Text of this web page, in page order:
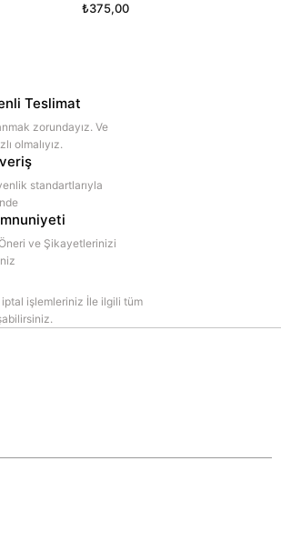
₺375,00
Teslimat
zorundayız. Ve
olmalıyız.
standartlarıyla
ve Şikayetlerinizi
işlemleriniz İle ilgili tüm